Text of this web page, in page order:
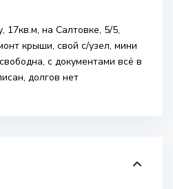
17кв.м, на Салтовке, 5/5,
крыши, свой с/узел, мини
с документами всё в
долгов нет